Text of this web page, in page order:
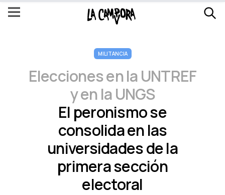
MILITANCIA
Elecciones en la UNTREF
y en la UNGS
El peronismo se
consolida en las
universidades de la
primera sección
electoral